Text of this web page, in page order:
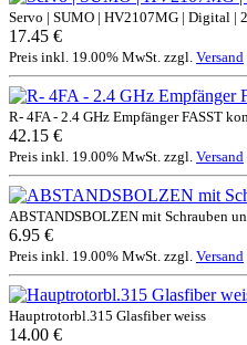
Servo | SUMO | HV2107MG | Digital |
17.45 €
Preis inkl. 19.00% MwSt. zzgl. Versand
R- 4FA - 2.4 GHz Empfänger FASST
42.15 €
Preis inkl. 19.00% MwSt. zzgl. Versand
ABSTANDSBOLZEN mit Schrauben
6.95 €
Preis inkl. 19.00% MwSt. zzgl. Versand
Hauptrotorbl.315 Glasfiber weiss
14.00 €